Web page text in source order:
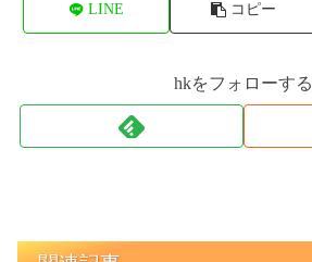
LINE コピー
hkをフォローする